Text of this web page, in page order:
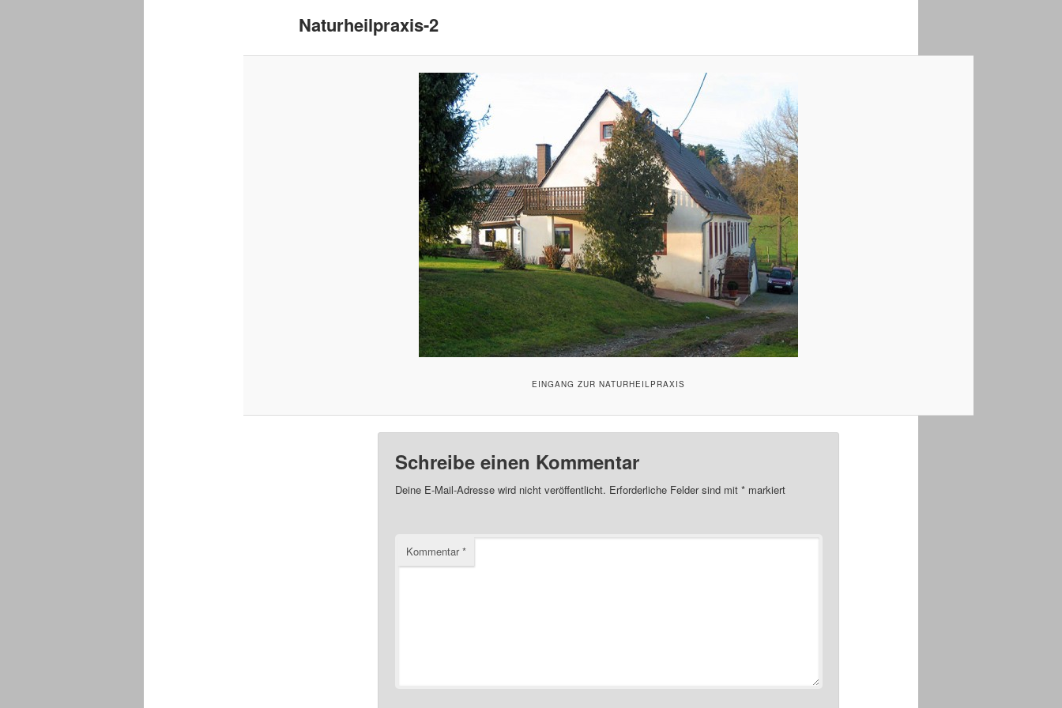
Naturheilpraxis-2
EINGANG ZUR NATURHEILPRAXIS
Schreibe einen Kommentar
Deine E-Mail-Adresse wird nicht veröffentlicht. Erforderliche Felder sind mit *markiert
Kommentar*